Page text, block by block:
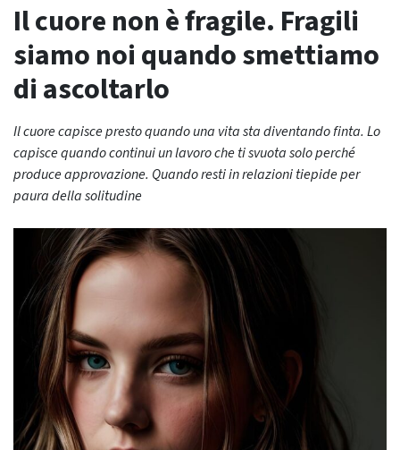
Il cuore non è fragile. Fragili
siamo noi quando smettiamo
di ascoltarlo
Il cuore capisce presto quando una vita sta diventando finta. Lo
capisce quando continui un lavoro che ti svuota solo perché
produce approvazione. Quando resti in relazioni tiepide per
paura della solitudine